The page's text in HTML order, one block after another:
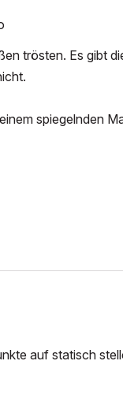
trösten. Es gibt
spiegelnden
auf statisch